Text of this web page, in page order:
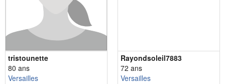
tristounette
80 ans
Versailles
Rayondsoleil7883
72 ans
Versailles